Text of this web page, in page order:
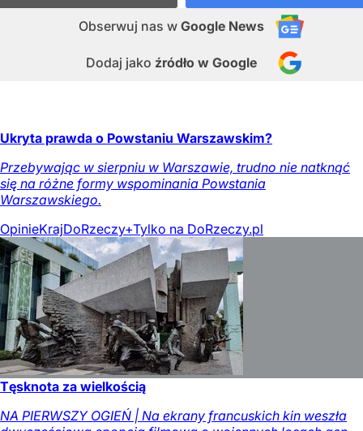
Obserwuj nas w Google News
Dodaj jako źródło w Google
Ukryta prawda o Powstaniu Warszawskim?
Przebywając w sierpniu w Warszawie, trudno nie natknąć
się na różne formy wspominania Powstania
Warszawskiego.
OpinieKrajDoRzeczy+Tylko na DoRzeczy.pl
Tęsknota za wielkością
NA PIERWSZY OGIEŃ | Na ekrany francuskich kin weszła